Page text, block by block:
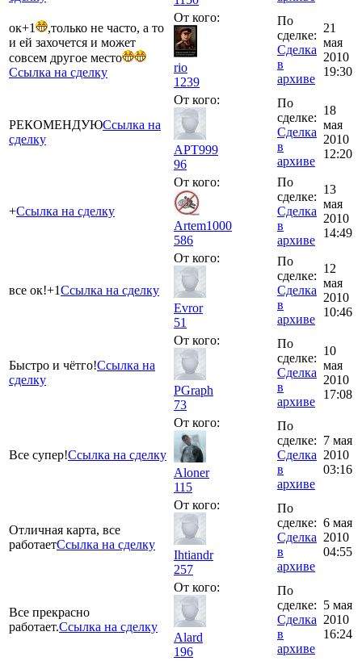
ок+1
,только не часто, а то
и ей захочется и может
совсем другое место
Ссылка на сделку
От кого:
rio
1239
По
сделке:
Сделка
в
архиве
21
мая
2010
19:30
РЕКОМЕНДУЮСсылка на
сделку
От кого:
APT999
96
По
сделке:
Сделка
в
архиве
18
мая
2010
12:20
+Ссылка на сделку
От кого:
Artem1000
586
По
сделке:
Сделка
в
архиве
13
мая
2010
14:49
все ок!+1Ссылка на сделку
От кого:
Evror
51
По
сделке:
Сделка
в
архиве
12
мая
2010
10:46
Быстро и чётго!Ссылка на
сделку
От кого:
PGraph
73
По
сделке:
Сделка
в
архиве
10
мая
2010
17:08
Все супер!Ссылка на сделку
От кого:
Aloner
115
По
сделке:
Сделка
в
архиве
7 мая
2010
03:16
Отличная карта, все
работаетСсылка на сделку
От кого:
Ihtiandr
257
По
сделке:
Сделка
в
архиве
6 мая
2010
04:55
Все прекрасно
работает.Ссылка на сделку
От кого:
Alard
196
По
сделке:
Сделка
в
архиве
5 мая
2010
16:24